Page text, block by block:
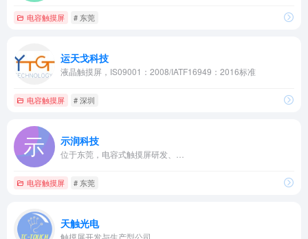
电容触摸屏 # 东莞
运天戈科技
液晶触摸屏，IS09001：2008/IATF16949：2016标准
电容触摸屏 # 深圳
示润科技
位于东莞，电容式触摸屏研发、…
电容触摸屏 # 东莞
天触光电
触摸屏开发与生产型公司